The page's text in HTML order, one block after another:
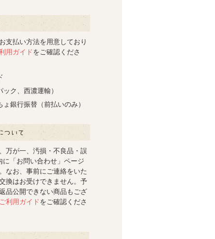
支払い方法を用意しており
用ガイドをご確認くださ
ク、西濃運輸）
銀行振替（前払いのみ）
万が一、汚損・不良品・誤
「お問い合わせ」ページ
なお、事前にご連絡をいた
換はお受けできません。予
品公開できない商品もござ
ご利用ガイドをご確認くださ